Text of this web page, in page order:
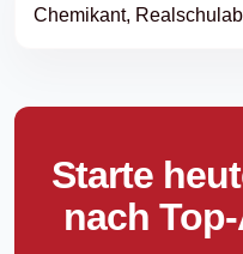
Chemikant,
Starte
nach